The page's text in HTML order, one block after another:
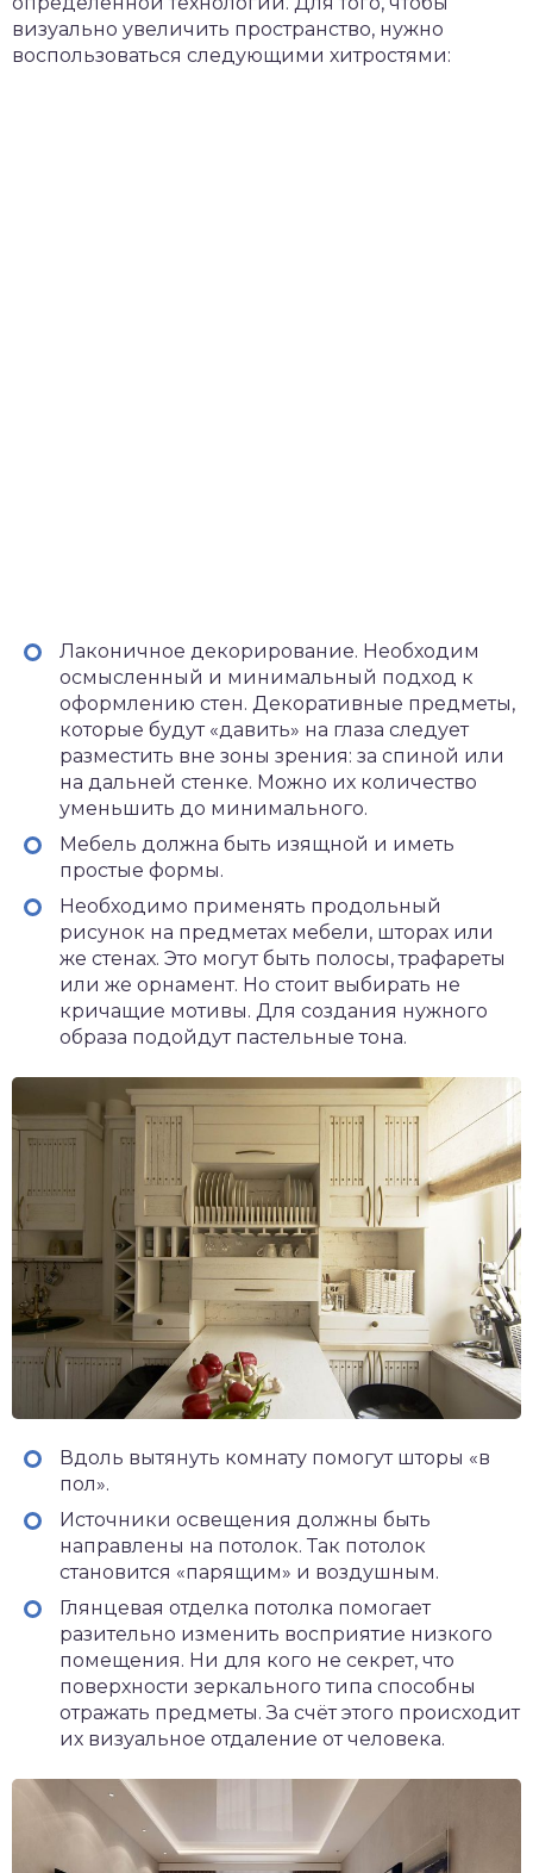
визуально увеличить пространство, нужно
воспользоваться следующими хитростями:
Лаконичное декорирование. Необходим
осмысленный и минимальный подход к
оформлению стен. Декоративные предметы,
которые будут «давить» на глаза следует
разместить вне зоны зрения: за спиной или
на дальней стенке. Можно их количество
уменьшить до минимального.
Мебель должна быть изящной и иметь
простые формы.
Необходимо применять продольный
рисунок на предметах мебели, шторах или
же стенах. Это могут быть полосы, трафареты
или же орнамент. Но стоит выбирать не
кричащие мотивы. Для создания нужного
образа подойдут пастельные тона.
Вдоль вытянуть комнату помогут шторы «в
пол».
Источники освещения должны быть
направлены на потолок. Так потолок
становится «парящим» и воздушным.
Глянцевая отделка потолка помогает
разительно изменить восприятие низкого
помещения. Ни для кого не секрет, что
поверхности зеркального типа способны
отражать предметы. За счёт этого происходит
их визуальное отдаление от человека.